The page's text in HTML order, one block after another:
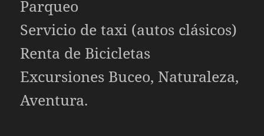
Parqueo
Servicio de taxi (autos clásicos)
Renta de Bicicletas
Excursiones Buceo, Naturaleza,
Aventura.